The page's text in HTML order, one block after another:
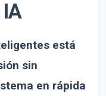
está
sin
en rápida